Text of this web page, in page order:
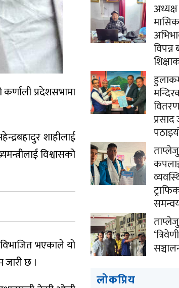
प्रदेशसभामा
शाहीलाई
विश्वासको
भएकाले यो
छ ।
अध्यक्ष
लोकप्रिय